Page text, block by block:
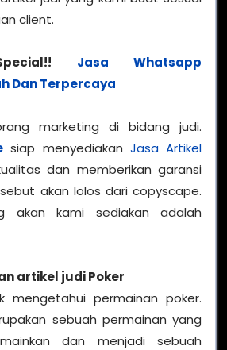
client.
Jasa Whatsapp
Dan Terpercaya
marketing di bidang judi.
siap menyediakan Jasa Artikel
dan memberikan garansi
akan lolos dari copyscape.
akan kami sediakan adalah
artikel judi Poker
mengetahui permainan poker.
sebuah permainan yang
dan menjadi sebuah